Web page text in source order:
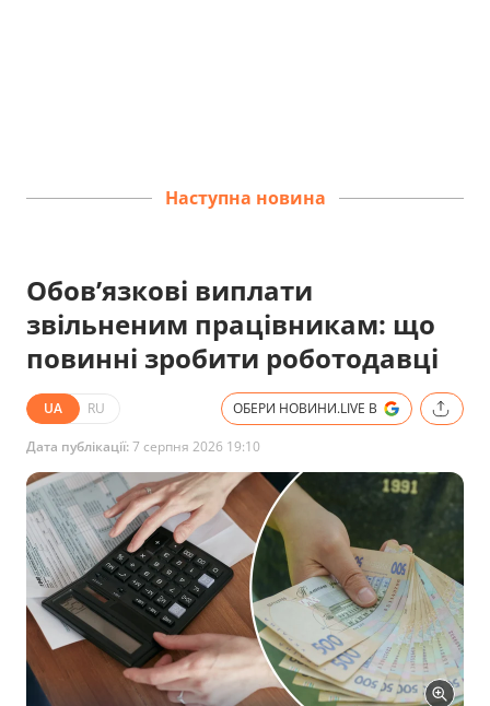
Наступна новина
Обов’язкові виплати
звільненим працівникам: що
повинні зробити роботодавці
UA RU ОБЕРИ НОВИНИ.LIVE В
Дата публікації:7 серпня 2026 19:10